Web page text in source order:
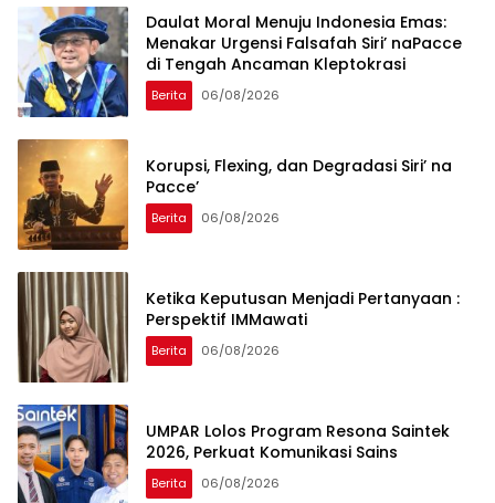
Daulat Moral Menuju Indonesia Emas:
Menakar Urgensi Falsafah Siri’ naPacce
di Tengah Ancaman Kleptokrasi
Berita 06/08/2026
Korupsi, Flexing, dan Degradasi Siri’ na
Pacce’
Berita 06/08/2026
Ketika Keputusan Menjadi Pertanyaan :
Perspektif IMMawati
Berita 06/08/2026
UMPAR Lolos Program Resona Saintek
2026, Perkuat Komunikasi Sains
Berita 06/08/2026